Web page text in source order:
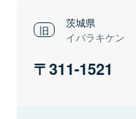
茨城県
イバラキケン
311-1521